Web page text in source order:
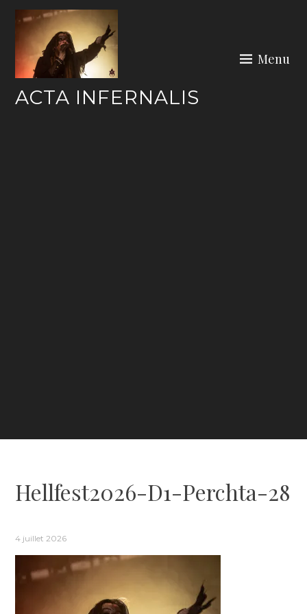
Skip
content
ACTA INFERNALIS
Menu
Hellfest2026-D1-Perchta-28
4 juillet 2026